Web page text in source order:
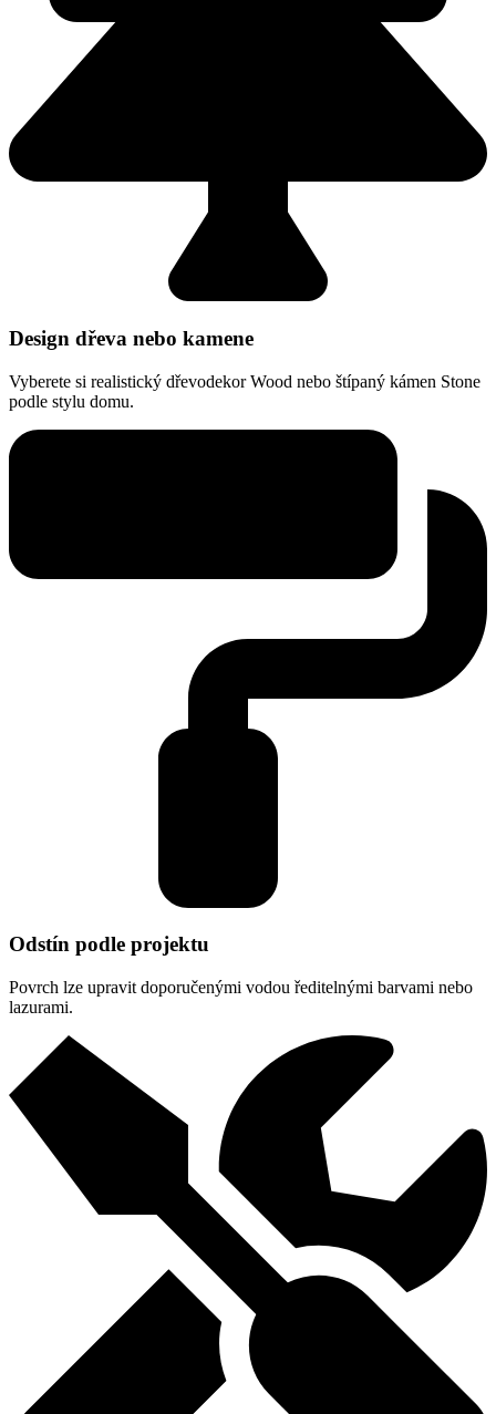
Design dřeva nebo kamene
Vyberete si realistický dřevodekor Wood nebo štípaný kámen Stone
podle stylu domu.
Odstín podle projektu
Povrch lze upravit doporučenými vodou ředitelnými barvami nebo
lazurami.